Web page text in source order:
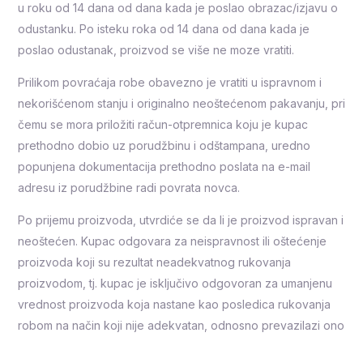
u roku od 14 dana od dana kada je poslao obrazac/izjavu o
odustanku. Po isteku roka od 14 dana od dana kada je
poslao odustanak, proizvod se više ne moze vratiti.
Prilikom povraćaja robe obavezno je vratiti u ispravnom i
nekorišćenom stanju i originalno neoštećenom pakavanju, pri
čemu se mora priložiti račun-otpremnica koju je kupac
prethodno dobio uz porudžbinu i odštampana, uredno
popunjena dokumentacija prethodno poslata na e-mail
adresu iz porudžbine radi povrata novca.
Po prijemu proizvoda, utvrdiće se da li je proizvod ispravan i
neoštećen. Kupac odgovara za neispravnost ili oštećenje
proizvoda koji su rezultat neadekvatnog rukovanja
proizvodom, tj. kupac je isključivo odgovoran za umanjenu
vrednost proizvoda koja nastane kao posledica rukovanja
robom na način koji nije adekvatan, odnosno prevazilazi ono